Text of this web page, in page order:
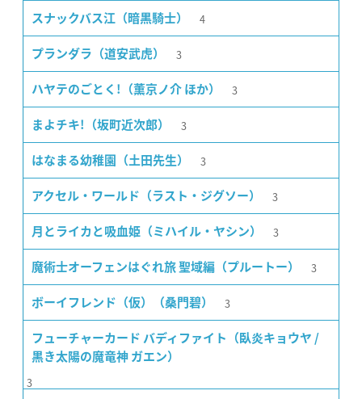
スナックバス江（暗黒騎士） 4
プランダラ（道安武虎） 3
ハヤテのごとく!（薫京ノ介 ほか） 3
まよチキ!（坂町近次郎） 3
はなまる幼稚園（土田先生） 3
アクセル・ワールド（ラスト・ジグソー） 3
月とライカと吸血姫（ミハイル・ヤシン） 3
魔術士オーフェンはぐれ旅 聖域編（プルートー） 3
ボーイフレンド（仮）（桑門碧） 3
フューチャーカード バディファイト（臥炎キョウヤ /
黒き太陽の魔竜神 ガエン）
3